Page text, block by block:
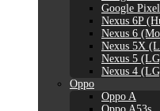
Google
Nexus 6P
Nexus 6
Nexus 5X
Nexus 5
Nexus 4
Oppo
Oppo A